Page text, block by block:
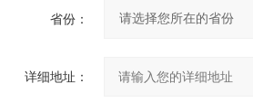
省份：
详细地址：